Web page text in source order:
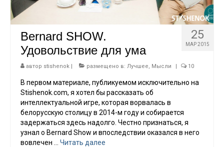
25
МАР 2015
Bernard SHOW.
Удовольствие для ума
автор stishenok | размещено в: Лучшее, Мысли | 10
В первом материале, публикуемом исключительно на
Stishenok.com, я хотел бы рассказать об
интеллектуальной игре, которая ворвалась в
белорусскую столицу в 2014-м году и собирается
задержаться здесь надолго. Честно признаться, я
узнал о Bernard Show и впоследствии оказался в него
вовлечен … Читать далее